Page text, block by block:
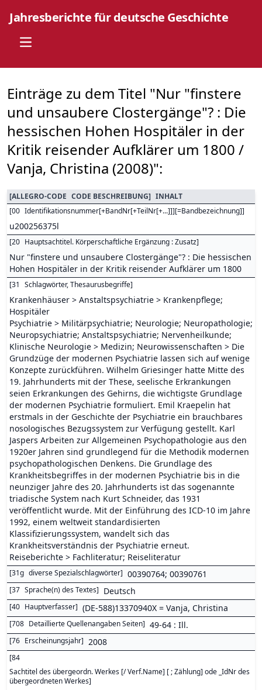
Jahresberichte für deutsche Geschichte
Open main menu
Einträge zu dem Titel "Nur "finstere
und unsaubere Clostergänge"? : Die
hessischen Hohen Hospitäler in der
Kritik reisender Aufklärer um 1800 /
Vanja, Christina (2008)":
[ALLEGRO-CODE CODE BESCHREIBUNG] INHALT
[00 Identifikationsnummer[+BandNr[+TeilNr[+...]]][=Bandbezeichnung]]
u200256375l
[20 Hauptsachtitel. Körperschaftliche Ergänzung : Zusatz]
Nur "finstere und unsaubere Clostergänge"? : Die hessischen
Hohen Hospitäler in der Kritik reisender Aufklärer um 1800
[31 Schlagwörter, Thesaurusbegriffe]
Krankenhäuser > Anstaltspsychiatrie > Krankenpflege;
Hospitäler
Psychiatrie > Militärpsychiatrie; Neurologie; Neuropathologie;
Neuropsychiatrie; Anstaltspsychiatrie; Nervenheilkunde;
Klinische Neurologie > Medizin; Neurowissenschaften > Die
Grundzüge der modernen Psychiatrie lassen sich auf wenige
Konzepte zurückführen. Wilhelm Griesinger hatte Mitte des
19. Jahrhunderts mit der These, seelische Erkrankungen
seien Erkrankungen des Gehirns, die wichtigste Grundlage
der modernen Psychiatrie formuliert. Emil Kraepelin hat
erstmals in der Geschichte der Psychiatrie ein brauchbares
nosologisches Bezugssystem zur Verfügung gestellt. Karl
Jaspers Arbeiten zur Allgemeinen Psychopathologie aus den
1920er Jahren sind grundlegend für die Methodik modernen
psychopathologischen Denkens. Die Grundlage des
Krankheitsbegriffes in der modernen Psychiatrie bis in die
neunziger Jahre des 20. Jahrhunderts ist das sogenannte
triadische System nach Kurt Schneider, das 1931
veröffentlicht wurde. Mit der Einführung des ICD-10 im Jahre
1992, einem weltweit standardisierten
Klassifizierungssystem, wandelt sich das
Krankheitsverständnis der Psychiatrie erneut.
Reiseberichte > Fachliteratur; Reiseliteratur
[31g diverse Spezialschlagwörter] 00390764; 00390761
[37 Sprache(n) des Textes] Deutsch
[40 Hauptverfasser] (DE-588)13370940X = Vanja, Christina
[708 Detaillierte Quellenangaben Seiten] 49-64 : Ill.
[76 Erscheinungsjahr] 2008
[84
Sachtitel des übergeordn. Werkes [/ Verf.Name] [ ; Zählung] ode _IdNr des
übergeordneten Werkes]